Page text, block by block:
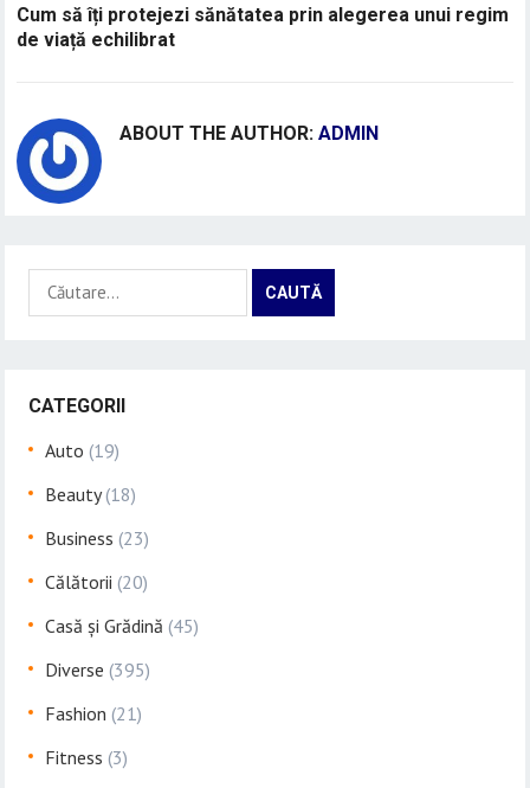
Cum să îți protejezi sănătatea prin alegerea unui regim
de viață echilibrat
ABOUT THE AUTHOR:ADMIN
Caută
după:
CATEGORII
Auto (19)
Beauty(18)
Business (23)
Călătorii (20)
Casă și Grădină (45)
Diverse (395)
Fashion (21)
Fitness (3)